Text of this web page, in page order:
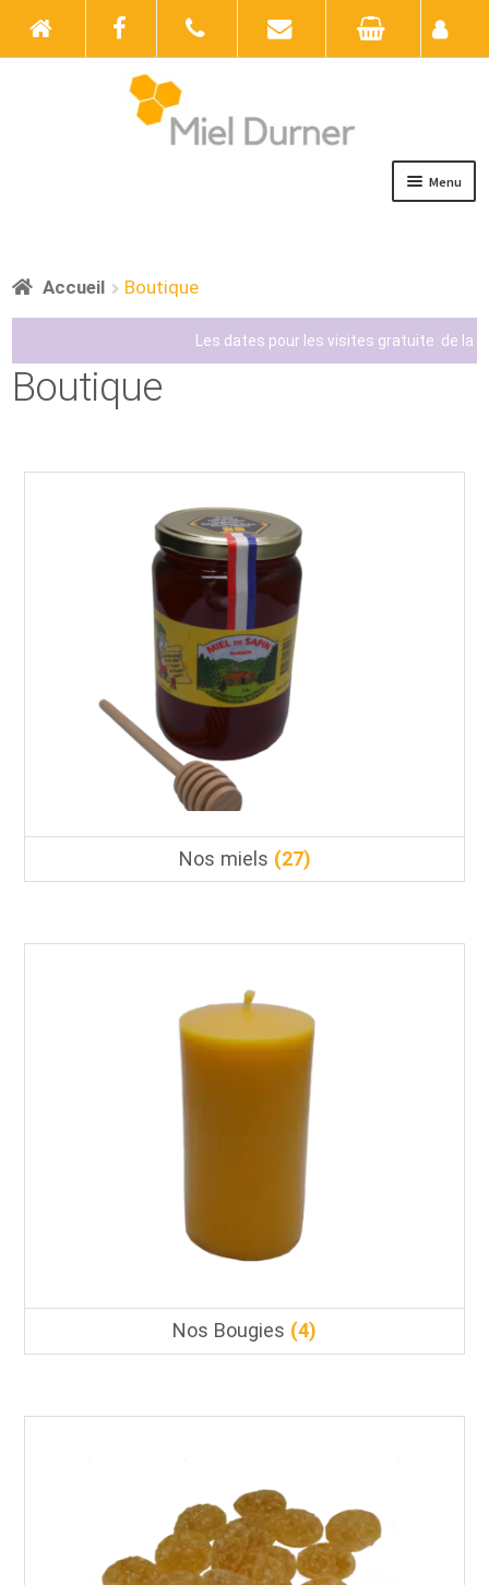
Menu
Boutique
Actualités
Accueil Boutique
Les dates pour les visites gratuite de la
Boutique
Nos miels (27)
Nos Bougies (4)